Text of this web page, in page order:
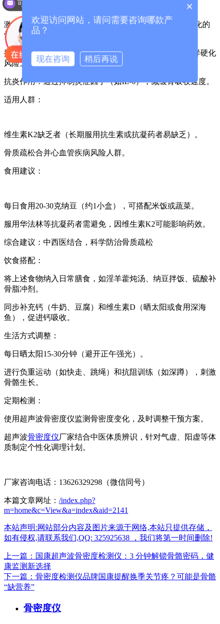
激活骨钙素：维生素K2是骨钙素羧化的关键辅酶，未羧化的
骨钙素无法结合钙，导致骨密度下降。
抑制血管钙化：将血液中的钙引导至骨骼，减少动脉粥样硬化
风险。
抗炎作用：通过抑制炎症因子（如IL-6），减缓骨吸收速度。
适用人群：
维生素K2缺乏者（长期服用抗生素或抗凝药者易缺乏）。
骨质疏松合并心血管疾病风险人群。
食用建议：
每日食用20-30克纳豆（约1小盒），可搭配米饭或蔬菜。
服用华法林等抗凝药者需避免，因维生素K2可能影响药效。
综合建议：中西医结合，科学防治骨质疏松
饮食搭配：
将上述食物纳入日常膳食，如淫羊藿炖汤、纳豆拌饭、硫酸补
骨脂冲剂。
同步补充钙（牛奶、豆腐）和维生素D（晒太阳或食用深海
鱼），促进钙吸收。
生活方式调整：
每日晒太阳15-30分钟（避开正午强光）。
进行负重运动（如快走、跳绳）和抗阻训练（如深蹲），刺激
骨骼生长。
定期检测：
使用超声波骨密度仪监测骨密度变化，及时调整干预方案。
超声波骨密度仪厂家结合中医体质辨识，针对气虚、阳虚等体
质制定个性化调理计划。
厂家咨询电话：13626329298（微信同号）
本篇文章网址： /index.php?
m=home&c=View&a=index&aid=2141
本站声明:网站部分内容及图片来源于网络,本站只提供存储，
如有侵权,请联系我们,QQ: 325925638 ，我们将第一时间删除!
上一篇：国康超声波骨密度检测仪：3 分钟解锁骨骼密码，健
康监测新选择
下一篇：骨密度检测仪品牌国康提醒换季关节疼？可能是骨骼
“缺营养”
骨密度仪
你们是怎么收费的呢？ ×
欢迎访问网站，请问需要咨询哪款产
品？
现在咨询 稍后再说